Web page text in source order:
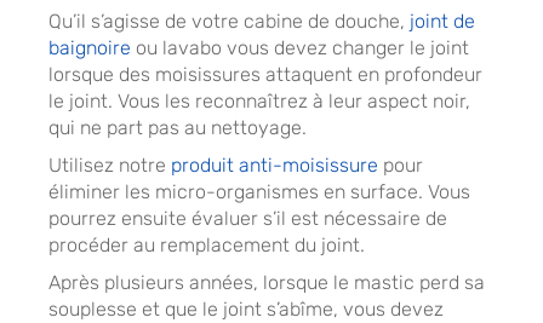
Qu’il s’agisse de votre cabine de douche, joint de
baignoire ou lavabo vous devez changer le joint
lorsque des moisissures attaquent en profondeur
le joint. Vous les reconnaîtrez à leur aspect noir,
qui ne part pas au nettoyage.
Utilisez notre produit anti-moisissure pour
éliminer les micro-organismes en surface. Vous
pourrez ensuite évaluer s’il est nécessaire de
procéder au remplacement du joint.
Après plusieurs années, lorsque le mastic perd sa
souplesse et que le joint s’abîme, vous devez